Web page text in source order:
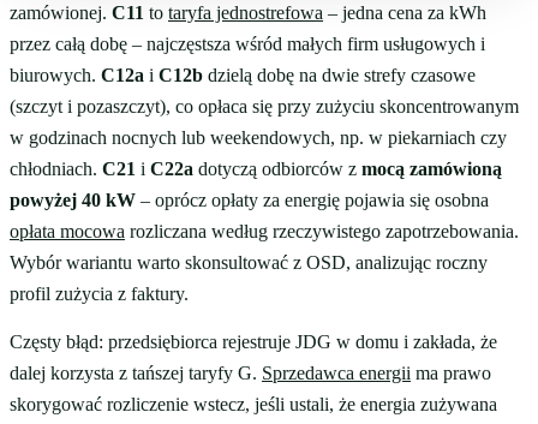
zamówionej. C11 to taryfa jednostrefowa – jedna cena za kWh
przez całą dobę – najczęstsza wśród małych firm usługowych i
biurowych. C12a i C12b dzielą dobę na dwie strefy czasowe
(szczyt i pozaszczyt), co opłaca się przy zużyciu skoncentrowanym
w godzinach nocnych lub weekendowych, np. w piekarniach czy
chłodniach. C21 i C22a dotyczą odbiorców z mocą zamówioną
powyżej 40 kW – oprócz opłaty za energię pojawia się osobna
opłata mocowa rozliczana według rzeczywistego zapotrzebowania.
Wybór wariantu warto skonsultować z OSD, analizując roczny
profil zużycia z faktury.
Częsty błąd: przedsiębiorca rejestruje JDG w domu i zakłada, że
dalej korzysta z tańszej taryfy G. Sprzedawca energii ma prawo
skorygować rozliczenie wstecz, jeśli ustali, że energia zużywana